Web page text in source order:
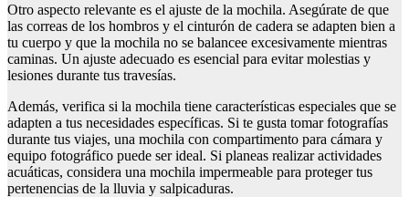
Otro aspecto relevante es el ajuste de la mochila. Asegúrate de que
las correas de los hombros y el cinturón de cadera se adapten bien a
tu cuerpo y que la mochila no se balancee excesivamente mientras
caminas. Un ajuste adecuado es esencial para evitar molestias y
lesiones durante tus travesías.
Además, verifica si la mochila tiene características especiales que se
adapten a tus necesidades específicas. Si te gusta tomar fotografías
durante tus viajes, una mochila con compartimento para cámara y
equipo fotográfico puede ser ideal. Si planeas realizar actividades
acuáticas, considera una mochila impermeable para proteger tus
pertenencias de la lluvia y salpicaduras.